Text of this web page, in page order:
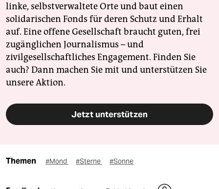
linke, selbstverwaltete Orte und baut einen
solidarischen Fonds für deren Schutz und Erhalt
auf. Eine offene Gesellschaft braucht guten, frei
zugänglichen Journalismus – und
zivilgesellschaftliches Engagement. Finden Sie
auch? Dann machen Sie mit und unterstützen Sie
unsere Aktion.
Jetzt unterstützen
Themen #Mond #Sterne #Sonne